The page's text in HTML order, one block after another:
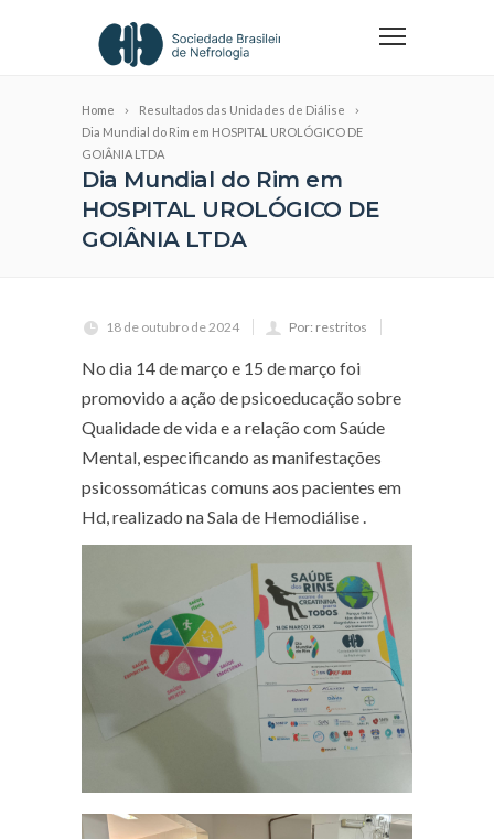
Home
Resultados das Unidades de Diálise
Dia Mundial do Rim em HOSPITAL UROLÓGICO DE
GOIÂNIA LTDA
Dia Mundial do Rim em
HOSPITAL UROLÓGICO DE
GOIÂNIA LTDA
18 de outubro de 2024 Por: restritos
No dia 14 de março e 15 de março foi
promovido a ação de psicoeducação sobre
Qualidade de vida e a relação com Saúde
Mental, especificando as manifestações
psicossomáticas comuns aos pacientes em
Hd, realizado na Sala de Hemodiálise .